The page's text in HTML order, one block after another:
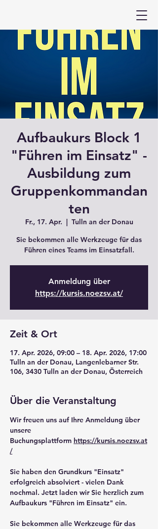
Aufbaukurs Block 1
"Führen im Einsatz" -
Ausbildung zum
Gruppenkommandan
ten
Fr., 17. Apr.
  |
Tulln an der Donau
Sie bekommen alle Werkzeuge für das
Führen eines Teams im Einsatzfall.
Anmeldung über
https://kursis.noezsv.at/
Zeit & Ort
17. Apr. 2026, 09:00 – 18. Apr. 2026, 17:00
Tulln an der Donau, Langenlebarner Str.
106, 3430 Tulln an der Donau, Österreich
Über die Veranstaltung
Wir freuen uns auf Ihre Anmeldung über
unsere
Buchungsplattform https://kursis.noezsv.at
/
Sie haben den Grundkurs "Einsatz"
erfolgreich absolviert - vielen Dank
nochmal. Jetzt laden wir Sie herzlich zum
Aufbaukurs "Führen im Einsatz" ein.
Sie bekommen alle Werkzeuge für das